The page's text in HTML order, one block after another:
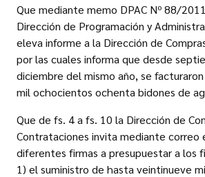
Que mediante memo DPAC Nº 88/
Dirección de Programación y
eleva informe a la Dirección de
por las cuales informa que desde
diciembre del mismo año, se
mil ochocientos ochenta bidones de
Que de fs. 4 a fs. 10 la Dirección de
Contrataciones invita mediante correo
diferentes firmas a presupuestar a los
1) el suministro de hasta veintinueve